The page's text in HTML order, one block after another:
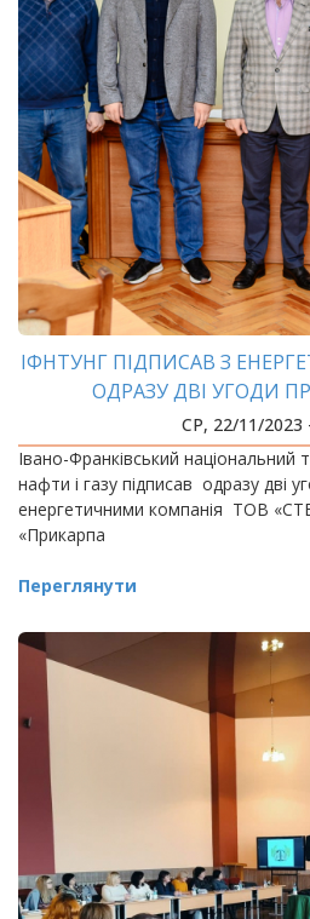
ІФНТУНГ ПІДПИСАВ З
ОДРАЗУ ДВІ УГОДИ
СР, 22/11/2023
Івано-Франківський національний
нафти і газу підписав одразу дві
енергетичними компанія ТОВ
«Прикарпа
Переглянути